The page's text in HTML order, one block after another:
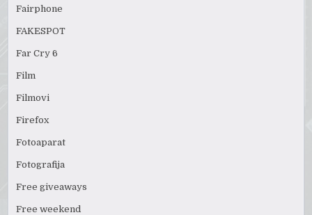
Fairphone
FAKESPOT
Far Cry 6
Film
Filmovi
Firefox
Fotoaparat
Fotografija
Free giveaways
Free weekend